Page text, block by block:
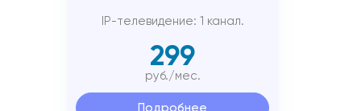
IP-телевидение: 1 канал.
299
руб./мес.
Подробнее